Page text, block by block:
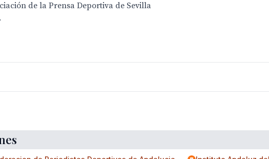
de la Prensa Deportiva de Sevilla